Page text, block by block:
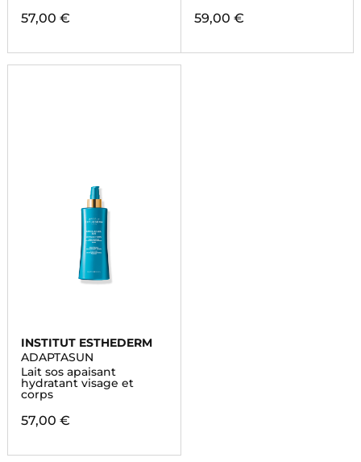
57,00 € 59,00 €
INSTITUT ESTHEDERM
ADAPTASUN
Lait sos apaisant
hydratant visage et
corps
57,00 €